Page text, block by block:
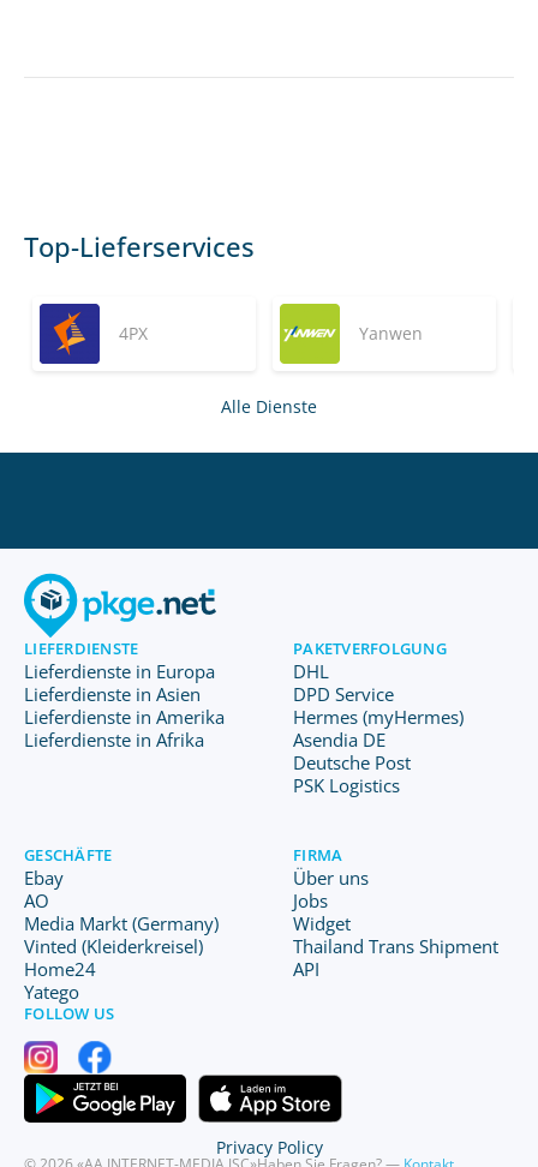
Top-Lieferservices
4PX Yanwen
Alle Dienste
LIEFERDIENSTE
Lieferdienste in Europa
Lieferdienste in Asien
Lieferdienste in Amerika
Lieferdienste in Afrika
PAKETVERFOLGUNG
DHL
DPD Service
Hermes (myHermes)
Asendia DE
Deutsche Post
PSK Logistics
GESCHÄFTE
Ebay
AO
Media Markt (Germany)
Vinted (Kleiderkreisel)
Home24
Yatego
FIRMA
Über uns
Jobs
Widget
Thailand Trans Shipment
API
FOLLOW US
Privacy Policy